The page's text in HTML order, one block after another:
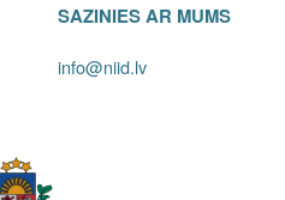
SAZINIES AR MUMS
info@niid.lv